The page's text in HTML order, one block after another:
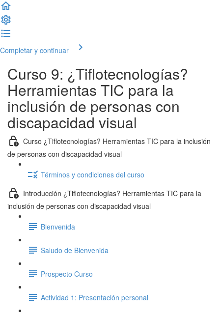
Completar y continuar
Curso 9: ¿Tiflotecnologías?
Herramientas TIC para la
inclusión de personas con
discapacidad visual
Curso ¿Tiflotecnologías? Herramientas TIC para la inclusión
de personas con discapacidad visual
Términos y condiciones del curso
Introducción ¿Tiflotecnologías? Herramientas TIC para la
inclusión de personas con discapacidad visual
Bienvenida
Saludo de Bienvenida
Prospecto Curso
Actividad 1: Presentación personal